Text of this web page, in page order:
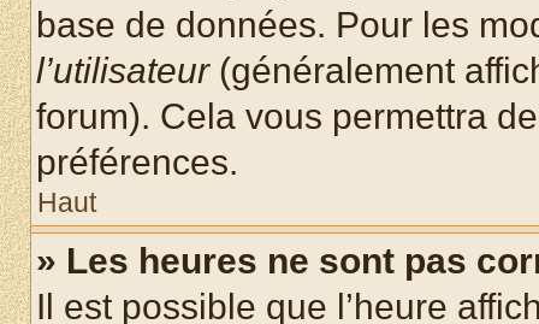
base de données. Pour les
l’utilisateur(généralement
forum). Cela vous permettra
préférences.
Haut
» Les heures ne sont pas
Il est possible que l’heure